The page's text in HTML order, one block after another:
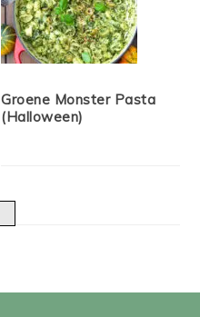
Groene Monster Pasta
(Halloween)